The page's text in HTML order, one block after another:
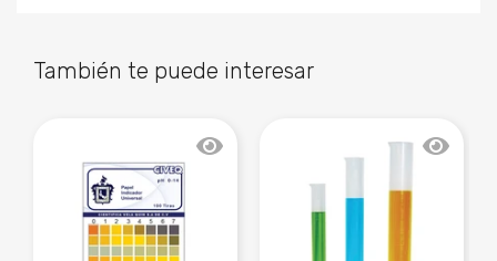
También te puede interesar